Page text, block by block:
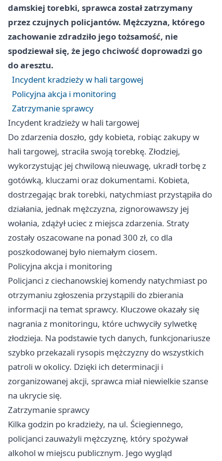
damskiej torebki, sprawca został zatrzymany
przez czujnych policjantów. Mężczyzna, którego
zachowanie zdradziło jego tożsamość, nie
spodziewał się, że jego chciwość doprowadzi go
do aresztu.
Incydent kradzieży w hali targowej
Policyjna akcja i monitoring
Zatrzymanie sprawcy
Incydent kradzieży w hali targowej
Do zdarzenia doszło, gdy kobieta, robiąc zakupy w
hali targowej, straciła swoją torebkę. Złodziej,
wykorzystując jej chwilową nieuwagę, ukradł torbę z
gotówką, kluczami oraz dokumentami. Kobieta,
dostrzegając brak torebki, natychmiast przystąpiła do
działania, jednak mężczyzna, zignorowawszy jej
wołania, zdążył uciec z miejsca zdarzenia. Straty
zostały oszacowane na ponad 300 zł, co dla
poszkodowanej było niemałym ciosem.
Policyjna akcja i monitoring
Policjanci z ciechanowskiej komendy natychmiast po
otrzymaniu zgłoszenia przystąpili do zbierania
informacji na temat sprawcy. Kluczowe okazały się
nagrania z monitoringu, które uchwyciły sylwetkę
złodzieja. Na podstawie tych danych, funkcjonariusze
szybko przekazali rysopis mężczyzny do wszystkich
patroli w okolicy. Dzięki ich determinacji i
zorganizowanej akcji, sprawca miał niewielkie szanse
na ukrycie się.
Zatrzymanie sprawcy
Kilka godzin po kradzieży, na ul. Ściegiennego,
policjanci zauważyli mężczyznę, który spożywał
alkohol w miejscu publicznym. Jego wygląd